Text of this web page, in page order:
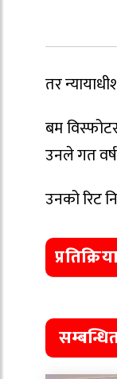
तर
बम
उनले गत
उनको रिट